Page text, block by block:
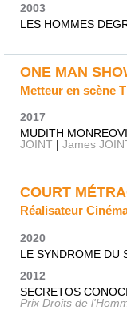
2003
LES HOMMES
ONE MAN
Metteur en scène
2017
MUDITH
JOINT | James
COURT
Réalisateur
2020
LE SYNDROME DU
2012
SECRETOS
Prix Droits de